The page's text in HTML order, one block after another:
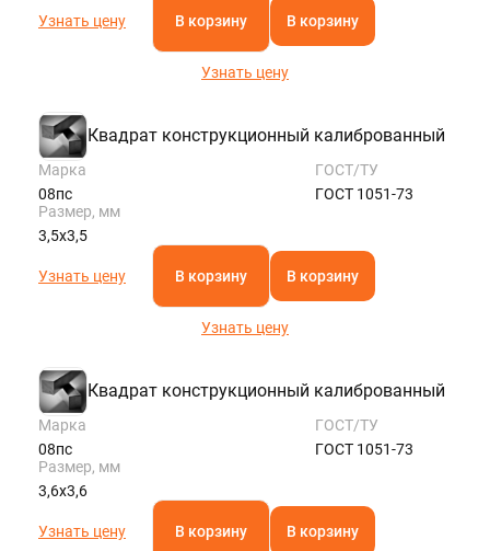
Узнать цену В корзину В корзину
Узнать цену
Квадрат конструкционный калиброванный
Марка
08пс
ГОСТ/ТУ
ГОСТ 1051-73
Размер, мм
3,5х3,5
Узнать цену В корзину В корзину
Узнать цену
Квадрат конструкционный калиброванный
Марка
08пс
ГОСТ/ТУ
ГОСТ 1051-73
Размер, мм
3,6х3,6
Узнать цену В корзину В корзину